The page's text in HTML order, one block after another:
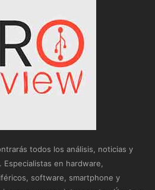
todos los análisis, noticias y
en hardware,
software, smartphone y